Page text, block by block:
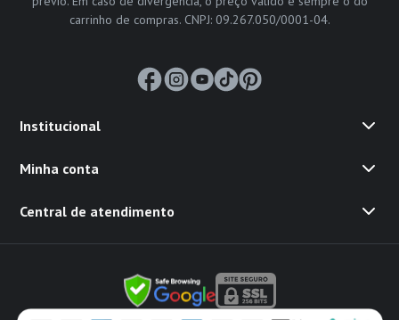
carrinho de compras. CNPJ: 09.267.050/0001-04.
Institucional
Minha conta
Central de atendimento